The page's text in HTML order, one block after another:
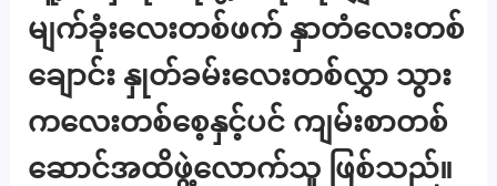
မျက်ခုံးလေးတစ်ဖက် နှာတံလေးတစ်
ချောင်း နှုတ်ခမ်းလေးတစ်လွှာ သွား
ကလေးတစ်စေ့နှင့်ပင် ကျမ်းစာတစ်
ဆောင်အထိဖွဲ့လောက်သူ ဖြစ်သည်။